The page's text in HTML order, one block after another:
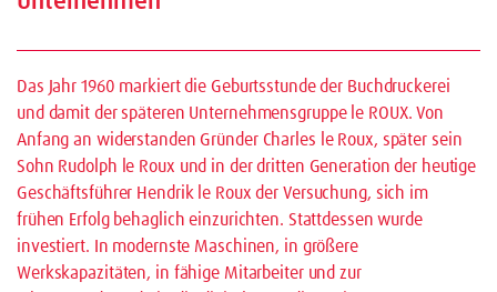
Das Jahr 1960 markiert die Geburtsstunde der Buchdruckerei
und damit der späteren Unternehmensgruppe le ROUX. Von
Anfang an widerstanden Gründer Charles le Roux, später sein
Sohn Rudolph le Roux und in der dritten Generation der heutige
Geschäftsführer Hendrik le Roux der Versuchung, sich im
frühen Erfolg behaglich einzurichten. Stattdessen wurde
investiert. In modernste Maschinen, in größere
Werkskapazitäten, in fähige Mitarbeiter und zur